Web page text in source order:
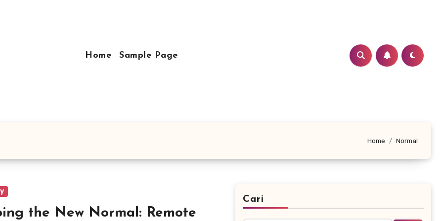
Home Sample Page
Home Normal
the New Normal: Remote
Cari